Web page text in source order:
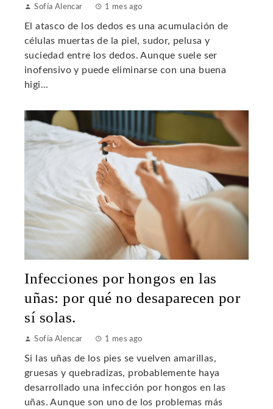
Sofía Alencar 1 mes ago
El atasco de los dedos es una acumulación de
células muertas de la piel, sudor, pelusa y
suciedad entre los dedos. Aunque suele ser
inofensivo y puede eliminarse con una buena
higi...
Infecciones por hongos en las
uñas: por qué no desaparecen por
sí solas.
Sofía Alencar 1 mes ago
Si las uñas de los pies se vuelven amarillas,
gruesas y quebradizas, probablemente haya
desarrollado una infección por hongos en las
uñas. Aunque son uno de los problemas más